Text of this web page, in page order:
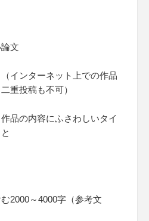
文
インターネット上での作品
重投稿も不可）
品の内容にふさわしいタイ
2000～4000字（参考文